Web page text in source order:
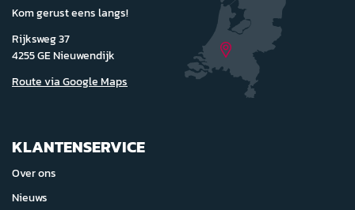
Kom gerust eens langs!
Rijksweg 37
4255 GE Nieuwendijk
Route via Google Maps
KLANTENSERVICE
Over ons
Nieuws